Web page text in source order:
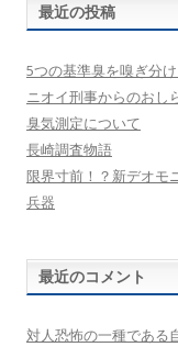
最近の投稿
5つの基準臭を嗅ぎ分
ニオイ刑事からのおし
臭気測定について
長崎調査物語
限界寸前！？新デオモ
兵器
最近のコメント
対人恐怖の一種である